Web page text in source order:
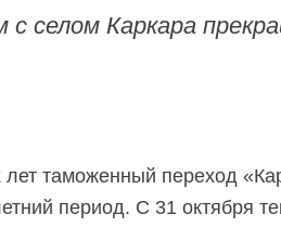
селом Каркара
лет таможенный переход
период. С 31 октября